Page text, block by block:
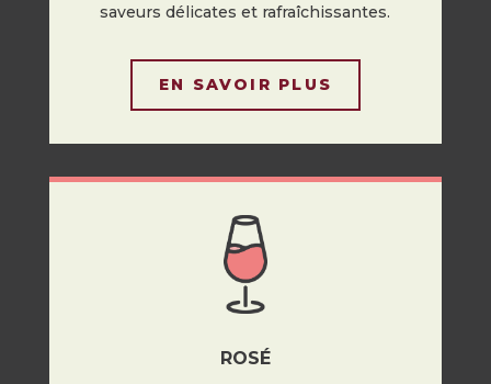
saveurs délicates et rafraîchissantes.
EN SAVOIR PLUS
ROSÉ